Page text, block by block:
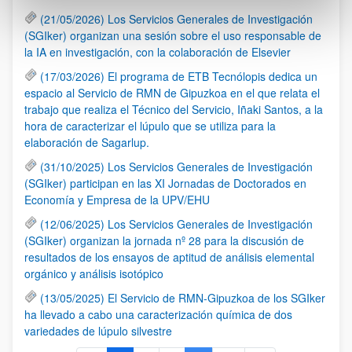
(21/05/2026) Los Servicios Generales de Investigación
(SGIker) organizan una sesión sobre el uso responsable de
la IA en investigación, con la colaboración de Elsevier
(17/03/2026) El programa de ETB Tecnólopis dedica un
espacio al Servicio de RMN de Gipuzkoa en el que relata el
trabajo que realiza el Técnico del Servicio, Iñaki Santos, a la
hora de caracterizar el lúpulo que se utiliza para la
elaboración de Sagarlup.
(31/10/2025) Los Servicios Generales de Investigación
(SGIker) participan en las XI Jornadas de Doctorados en
Economía y Empresa de la UPV/EHU
(12/06/2025) Los Servicios Generales de Investigación
(SGIker) organizan la jornada nº 28 para la discusión de
resultados de los ensayos de aptitud de análisis elemental
orgánico y análisis isotópico
(13/05/2025) El Servicio de RMN-Gipuzkoa de los SGIker
ha llevado a cabo una caracterización química de dos
variedades de lúpulo silvestre